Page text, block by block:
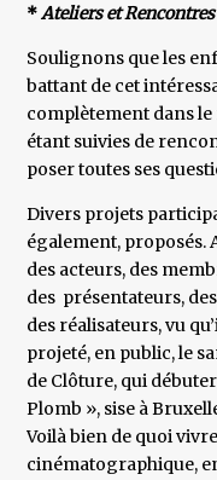
*Ateliers et Rencontres
Soulignons que les
battant de cet
complètement dans
étant suivies de
poser toutes ses
Divers projets
également, proposés.
des acteurs, des
des présentateurs,
des réalisateurs, vu
projeté, en public, le
de Clôture, qui
Plomb », sise à
Voilà bien de quoi
cinématographique,